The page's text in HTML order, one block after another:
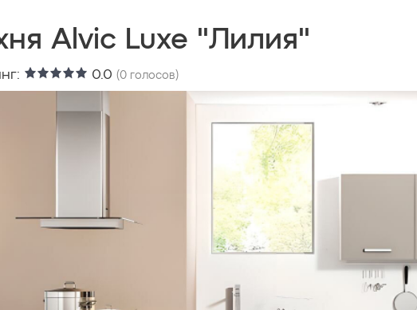
Alvic Luxe "Лилия"
0.0 (0 голосов)